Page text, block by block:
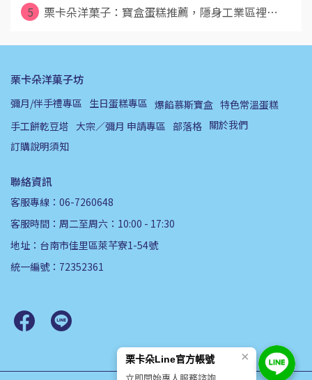
5
栗卡朵洋菓子：寶盒蛋糕推薦，隱身工業區裡⋯
栗卡朵洋菓子坊
彌月/伴手禮專區 生日蛋糕專區 爆餡慕斯寶盒 特色常溫蛋糕
手工餅乾豆塔 大宗／彌月 申請專區 部落格 關於我們
訂購說明須知
聯絡資訊
客服專線：06-7260648
客服時間：周二至周六：10:00 - 17:30
地址：台南市佳里區萊芊寮1-54號
統一編號：72352361
栗卡朵Line官方帳號 ×